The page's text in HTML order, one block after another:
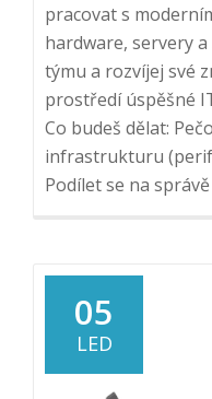
pracovat s
hardware, servery
týmu a rozvíjej své
prostředí úspěšné
Co budeš dělat:
infrastrukturu
Podílet se na
05
LED